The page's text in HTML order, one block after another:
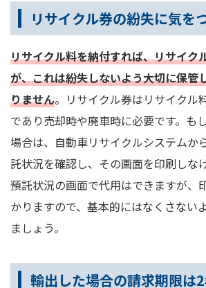
リサイクル券の紛失に気を
リサイクル料を納付すれば、リサイク
が、これは紛失しないよう大切に保管
りません。リサイクル券はリサイクル
であり売却時や廃車時に必要です。も
場合は、自動車リサイクルシステムか
託状況を確認し、その画面を印刷しな
預託状況の画面で代用はできますが、
かりますので、基本的にはなくさない
ましょう。
輸出した場合の請求期限は